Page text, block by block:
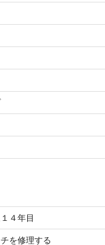
４年目
を修理する